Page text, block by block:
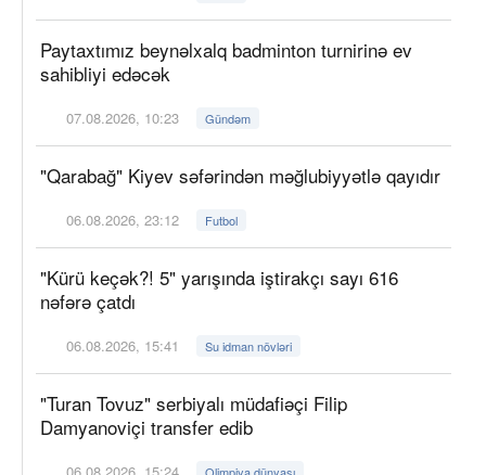
Paytaxtımız beynəlxalq badminton turnirinə ev
sahibliyi edəcək
07.08.2026, 10:23 Gündəm
"Qarabağ" Kiyev səfərindən məğlubiyyətlə qayıdır
06.08.2026, 23:12 Futbol
"Kürü keçək?! 5" yarışında iştirakçı sayı 616
nəfərə çatdı
06.08.2026, 15:41 Su idman növləri
"Turan Tovuz" serbiyalı müdafiəçi Filip
Damyanoviçi transfer edib